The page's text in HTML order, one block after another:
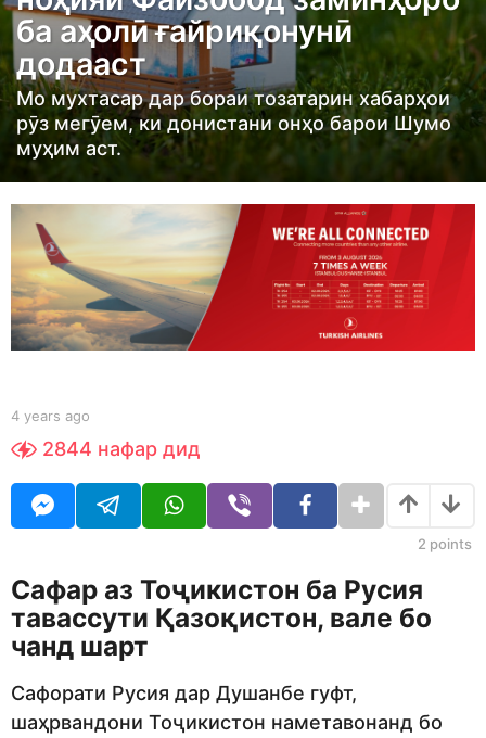
s
a
g
o
4
e
r
s
a
g
ба аҳолӣ ғайриқонунӣ
додааст
Мо мухтасар дар бораи тозатарин хабарҳои
рӯз мегӯем, ки донистани онҳо барои Шумо
муҳим аст.
b
t
a
e
t
o
r
4 years ago
e
o
2844 нафар дид
2 points
Сафар аз Тоҷикистон ба Русия
тавассути Қазоқистон, вале бо
чанд шарт
Сафорати Русия дар Душанбе гуфт,
шаҳрвандони Тоҷикистон наметавонанд бо